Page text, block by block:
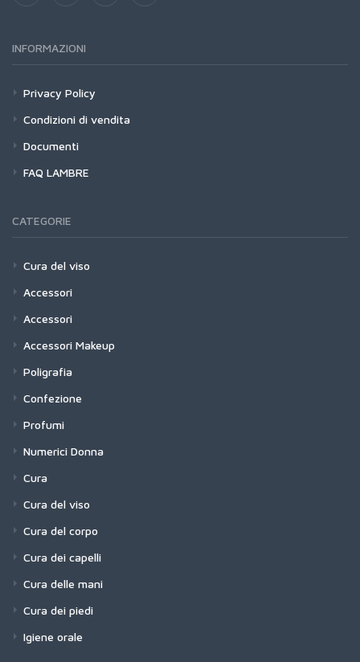
INFORMAZIONI
Privacy Policy
Condizioni di vendita
Documenti
FAQ LAMBRE
CATEGORIE
Cura del viso
Accessori
Accessori
Accessori Makeup
Poligrafia
Confezione
Profumi
Numerici Donna
Cura
Cura del viso
Cura del corpo
Cura dei capelli
Cura delle mani
Cura dei piedi
Igiene orale